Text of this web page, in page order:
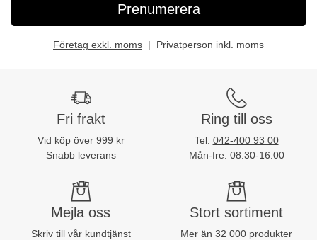
Prenumerera
Företag exkl. moms Privatperson inkl. moms
Fri frakt
Vid köp över 999 kr
Snabb leverans
Ring till oss
Tel: 042-400 93 00
Mån-fre: 08:30-16:00
Mejla oss
Skriv till vår kundtjänst
Stort sortiment
Mer än 32 000 produkter